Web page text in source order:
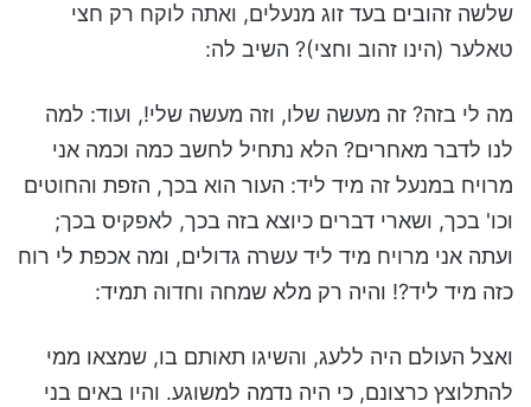
שלשה זהובים בעד זוג מנעלים, ואתה לוקח רק חצי
טאלער (הינו זהוב וחצי)? השיב לה:
מה לי בזה? זה מעשה שלו, וזה מעשה שלי!, ועוד: למה
לנו לדבר מאחרים? הלא נתחיל לחשב כמה וכמה אני
מרויח במנעל זה מיד ליד: העור הוא בכך, הזפת והחוטים
וכו' בכך, ושארי דברים כיוצא בזה בכך, לאפקיס בכך;
ועתה אני מרויח מיד ליד עשרה גדולים, ומה אכפת לי רוח
כזה מיד ליד?! והיה רק מלא שמחה וחדוה תמיד:
ואצל העולם היה ללעג, והשיגו תאותם בו, שמצאו ממי
להתלוצץ כרצונם, כי היה נדמה למשוגע. והיו באים בני